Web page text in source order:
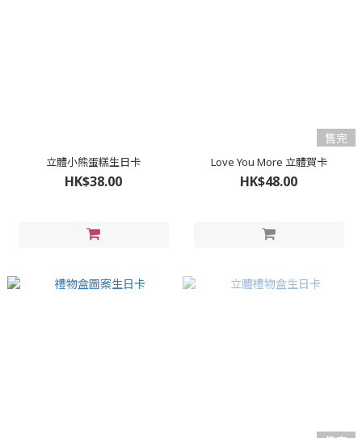
立體小熊蛋糕生日卡
HK$38.00
售完
Love You More 立體賀卡
HK$48.00